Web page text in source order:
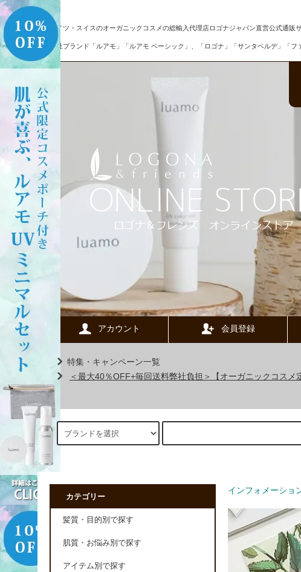
ドイツ・スイスのオーガニックコスメの総輸入代理店ロゴナジャパン直営公式通販サ
自社ブランド「ルアモ」「ルアモ ベーシック」、「ロゴナ」「サンタベルデ」「
アカウント 会員登録
特集・キャンペーン一覧
＜最大40％OFF+毎回送料弊社負担＞【オーガニックコス
インフォメーショ
カテゴリー
髪質・目的別で探す
肌質・お悩み別で探す
アイテム別で探す